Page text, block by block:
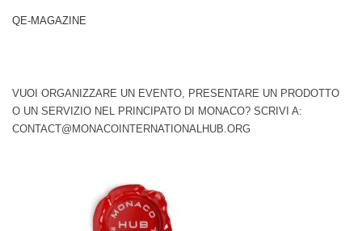
QE-MAGAZINE
VUOI ORGANIZZARE UN EVENTO, PRESENTARE UN PRODOTTO
O UN SERVIZIO NEL PRINCIPATO DI MONACO? SCRIVI A:
CONTACT@MONACOINTERNATIONALHUB.ORG